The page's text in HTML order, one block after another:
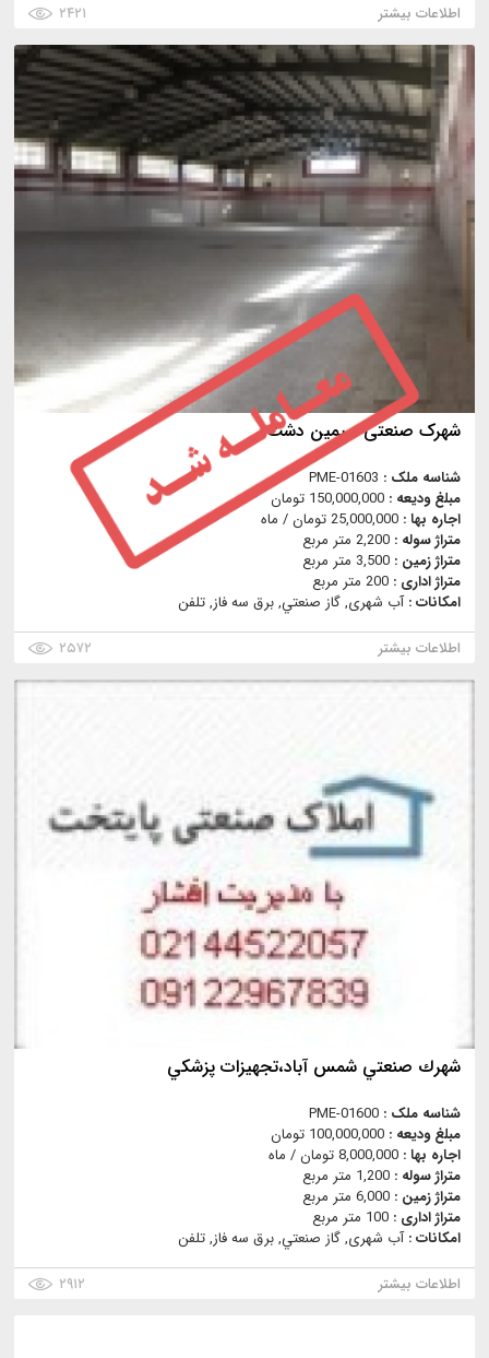
اطلاعات بیشتر
۲۴۲۱
شهرک صنعتی سیمین دشت
شناسه ملک : PME-01603
مبلغ ودیعه : 150,000,000 تومان
اجاره بها : 25,000,000 تومان / ماه
متراژ سوله : 2,200 متر مربع
متراژ زمین : 3,500 متر مربع
متراژ اداری : 200 متر مربع
امکانات :آب شهری, گاز صنعتي, برق سه فاز, تلفن
اطلاعات بیشتر
۲۵۷۲
شهرك صنعتي شمس آباد،تجهيزات پزشكي
شناسه ملک : PME-01600
مبلغ ودیعه : 100,000,000 تومان
اجاره بها : 8,000,000 تومان / ماه
متراژ سوله : 1,200 متر مربع
متراژ زمین : 6,000 متر مربع
متراژ اداری : 100 متر مربع
امکانات :آب شهری, گاز صنعتي, برق سه فاز, تلفن
اطلاعات بیشتر
۲۹۱۲